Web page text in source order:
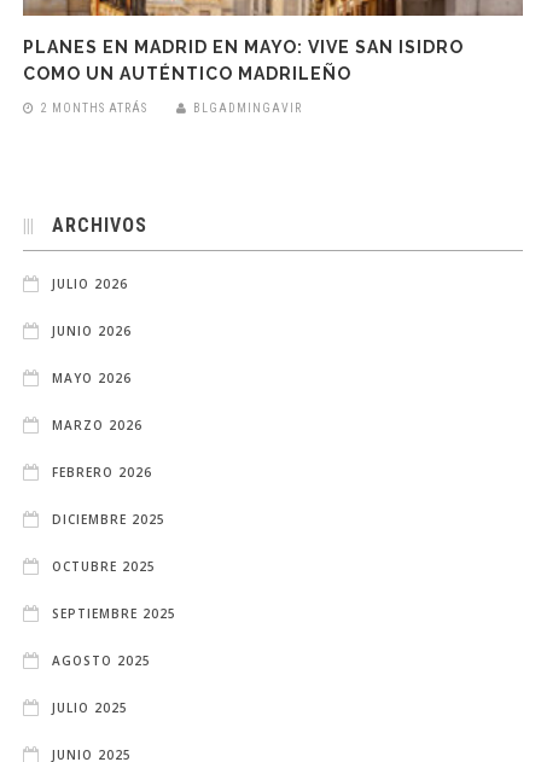
PLANES EN MADRID EN MAYO: VIVE SAN ISIDRO
COMO UN AUTÉNTICO MADRILEÑO
2 MONTHS ATRÁS BLGADMINGAVIR
ARCHIVOS
JULIO 2026
JUNIO 2026
MAYO 2026
MARZO 2026
FEBRERO 2026
DICIEMBRE 2025
OCTUBRE 2025
SEPTIEMBRE 2025
AGOSTO 2025
JULIO 2025
JUNIO 2025